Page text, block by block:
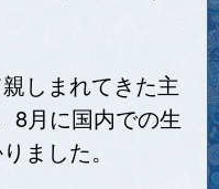
しまれてきた主
8月に国内での生
ました。